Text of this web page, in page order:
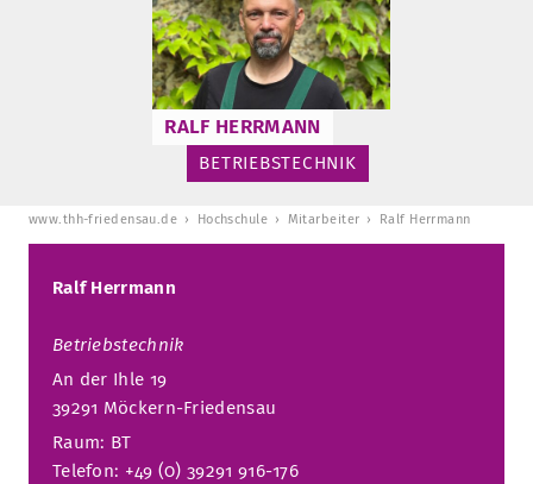
STUDIERENDENPORTAL
REGION UND FREIZEIT
LEITUNG & MITARBEITENDE
FRIEDENSAU-MEDIA
PRESSE­INFORMATIONEN
RALF HERRMANN
BETRIEBSTECHNIK
www.thh-friedensau.de Hochschule Mitarbeiter Ralf Herrmann
Ralf Herrmann
Betriebstechnik
An der Ihle 19
39291 Möckern-Friedensau
Raum: BT
Telefon: +49 (0) 39291 916-176